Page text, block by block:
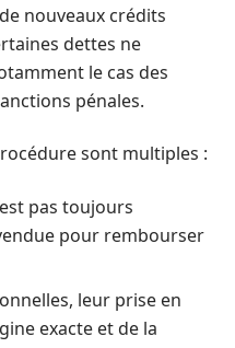
de nouveaux crédits
dettes ne
le cas des
pénales.
sont multiples :
pas toujours
pour rembourser
leur prise en
exacte et de la